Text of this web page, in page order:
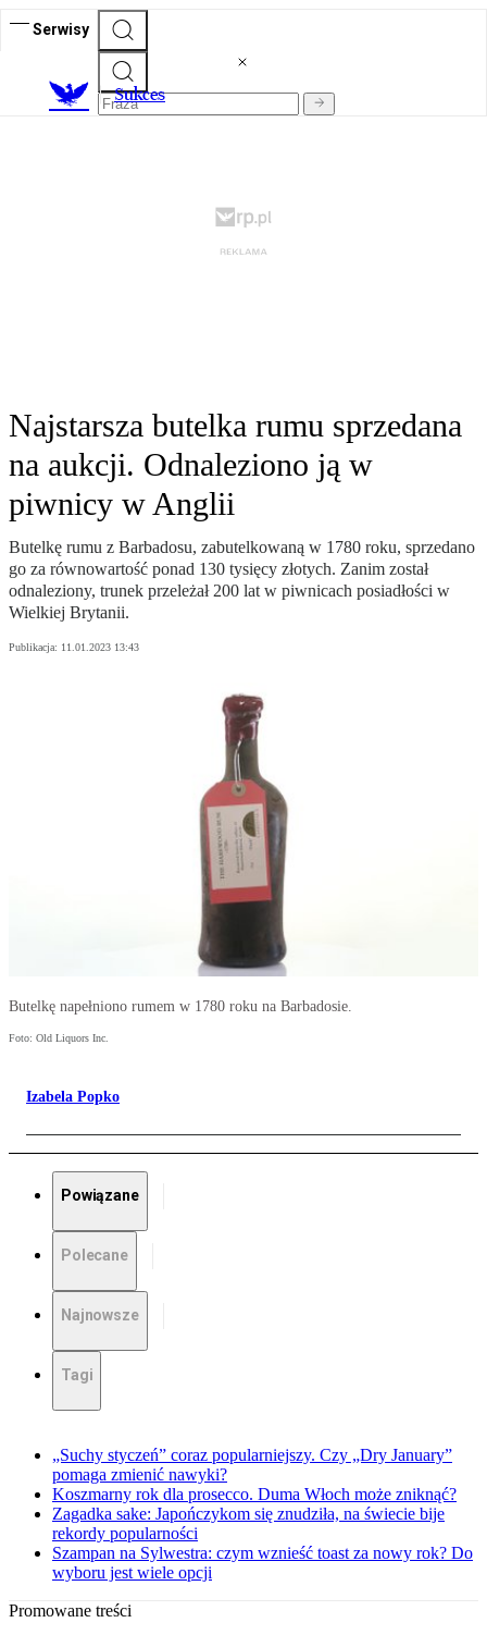
Serwisy
Sukces
Najstarsza butelka rumu sprzedana
na aukcji. Odnaleziono ją w
piwnicy w Anglii
Butelkę rumu z Barbadosu, zabutelkowaną w 1780 roku, sprzedano
go za równowartość ponad 130 tysięcy złotych. Zanim został
odnaleziony, trunek przeleżał 200 lat w piwnicach posiadłości w
Wielkiej Brytanii.
Publikacja: 11.01.2023 13:43
Butelkę napełniono rumem w 1780 roku na Barbadosie.
Foto: Old Liquors Inc.
Izabela Popko
Powiązane
Polecane
Najnowsze
Tagi
„Suchy styczeń” coraz popularniejszy. Czy „Dry January”
pomaga zmienić nawyki?
Koszmarny rok dla prosecco. Duma Włoch może zniknąć?
Zagadka sake: Japończykom się znudziła, na świecie bije
rekordy popularności
Szampan na Sylwestra: czym wznieść toast za nowy rok? Do
wyboru jest wiele opcji
Promowane treści